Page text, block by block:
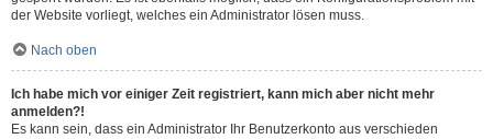
der Website vorliegt, welches ein Administrator lösen muss.
Nach oben
Ich habe mich vor einiger Zeit registriert, kann mich aber nicht mehr
anmelden?!
Es kann sein, dass ein Administrator Ihr Benutzerkonto aus verschieden